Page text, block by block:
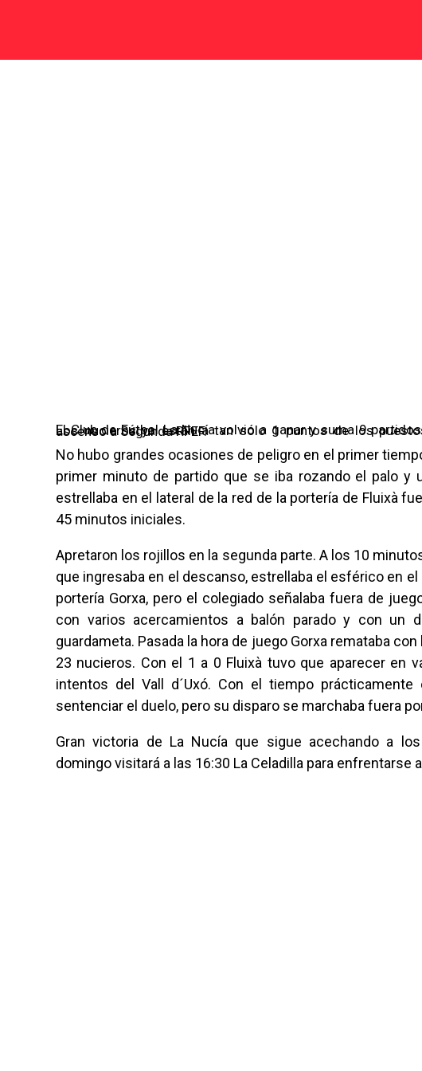
El Club de Fútbol La Nucía volvió a ganar y suma 9 partidos consecutivos sin conocer la derrota. Los nucieros ya están a tan solo 1 puntos de los puestos que dan acceso a los playoffs de ascenso a Segunda RFEF.
No hubo grandes ocasiones de peligro en el primer
primer minuto de partido que se iba rozando el palo y
estrellaba en el lateral de la red de la portería de Fluixà
45 minutos iniciales.
Apretaron los rojillos en la segunda parte. A los 10
que ingresaba en el descanso, estrellaba el esférico en
portería Gorxa, pero el colegiado señalaba fuera de
con varios acercamientos a balón parado y con un
guardameta. Pasada la hora de juego Gorxa remataba
23 nucieros. Con el 1 a 0 Fluixà tuvo que aparecer en
intentos del Vall d´Uxó. Con el tiempo
sentenciar el duelo, pero su disparo se marchaba fuera
Gran victoria de La Nucía que sigue acechando a
domingo visitará a las 16:30 La Celadilla para enfrentarse